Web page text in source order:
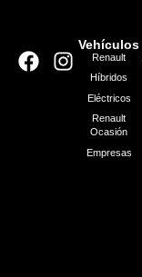
Vehículos
Renault
Híbridos
Eléctricos
Renault
Ocasión
Empresas